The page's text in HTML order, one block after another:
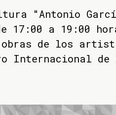
"Antonio
17:00 a 19:00
obras de los
Internacional